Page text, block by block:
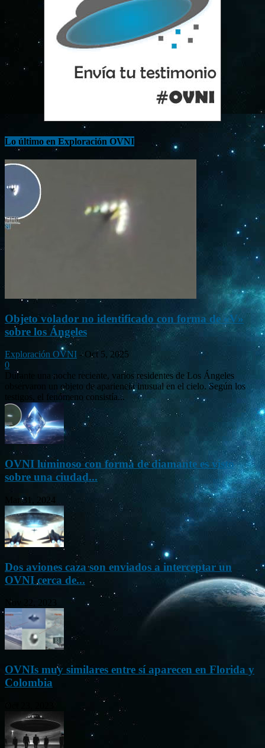
Lo último en Exploración OVNI
Objeto volador no identificado con forma de «V»
sobre los Ángeles
Exploración OVNI - Oct 5, 2025
0
Durante una noche reciente, varios residentes de Los Ángeles
observaron un objeto de apariencia inusual en el cielo. Según los
testigos, el fenómeno consistía...
OVNI luminoso con forma de diamante es visto
sobre una ciudad...
Mar 31, 2024
Dos aviones caza son enviados a interceptar un
OVNI cerca de...
Nov 22, 2023
OVNIs muy similares entre sí aparecen en Florida y
Colombia